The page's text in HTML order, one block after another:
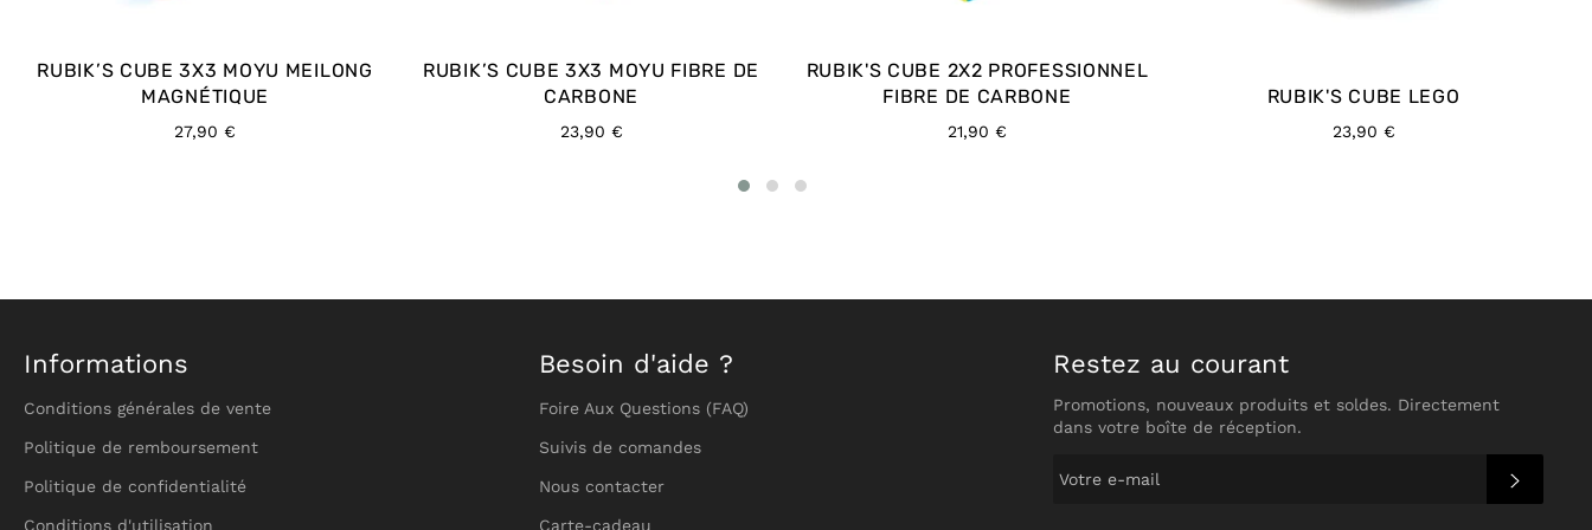
RUBIK’S CUBE 3X3 MOYU MEILONG
MAGNÉTIQUE
Prix
27,90 €
RUBIK’S CUBE 3X3 MOYU FIBRE DE
CARBONE
Prix
23,90 €
RUBIK'S CUBE 2X2 PROFESSIONNEL
FIBRE DE CARBONE
Prix
21,90 €
RUBIK'S CUBE LEGO
Prix
23,90 €
Informations
Conditions générales de vente
Politique de remboursement
Politique de confidentialité
Conditions d'utilisation
Besoin d'aide ?
Foire Aux Questions (FAQ)
Suivis de comandes
Nous contacter
Carte-cadeau
Restez au courant
Promotions, nouveaux produits et soldes. Directement
dans votre boîte de réception.